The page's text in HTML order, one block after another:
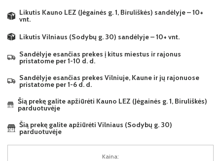
Likutis Kauno LEZ (Jėgainės g. 1, Biruliškės) sandėlyje – 10+
vnt.
Likutis Vilniaus (Sodybų g. 30) sandėlyje – 10+ vnt.
Sandėlyje esančias prekes į kitus miestus ir rajonus
pristatome per 1-10 d. d.
Sandėlyje esančias prekes Vilniuje, Kaune ir jų rajonuose
pristatome per 1-6 d. d.
Šią prekę galite apžiūrėti Kauno LEZ (Jėgainės g. 1, Biruliškės)
parduotuvėje
Šią prekę galite apžiūrėti Vilniaus (Sodybų g. 30)
parduotuvėje
Kaina: